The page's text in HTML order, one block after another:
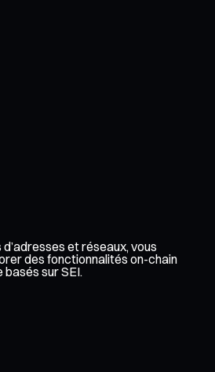
et réseaux, vous
des fonctionnalités on-chain
sur SEI.